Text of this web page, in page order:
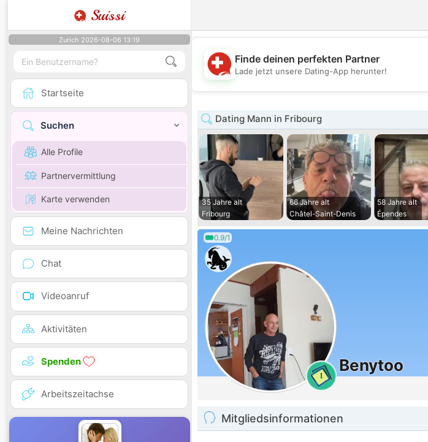
Suissi
Zurich 2026-08-06 13:19
Startseite
Suchen
Alle Profile
Partnervermittlung
Karte verwenden
Meine Nachrichten
Chat
Videoanruf
Aktivitäten
Spenden
Arbeitszeitachse
Finde deinen perfekten Partner
Lade jetzt unsere Dating-App herunter!
Dating Mann in Fribourg
35 Jahre alt
Fribourg
66 Jahre alt
Châtel-Saint-Denis
58 Jahre alt
Épendes
0.9/1
1
Benytoo
Mitgliedsinformationen